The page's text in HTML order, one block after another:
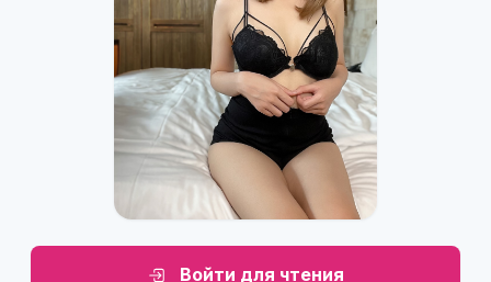
Войти для чтения